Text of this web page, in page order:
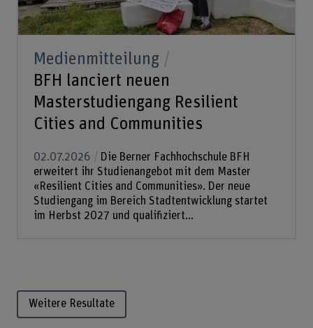
Medienmitteilung
BFH lanciert neuen
Masterstudiengang Resilient
Cities and Communities
02.07.2026
Die Berner Fachhochschule BFH
erweitert ihr Studienangebot mit dem Master
«Resilient Cities and Communities». Der neue
Studiengang im Bereich Stadtentwicklung startet
im Herbst 2027 und qualifiziert...
Weitere Resultate